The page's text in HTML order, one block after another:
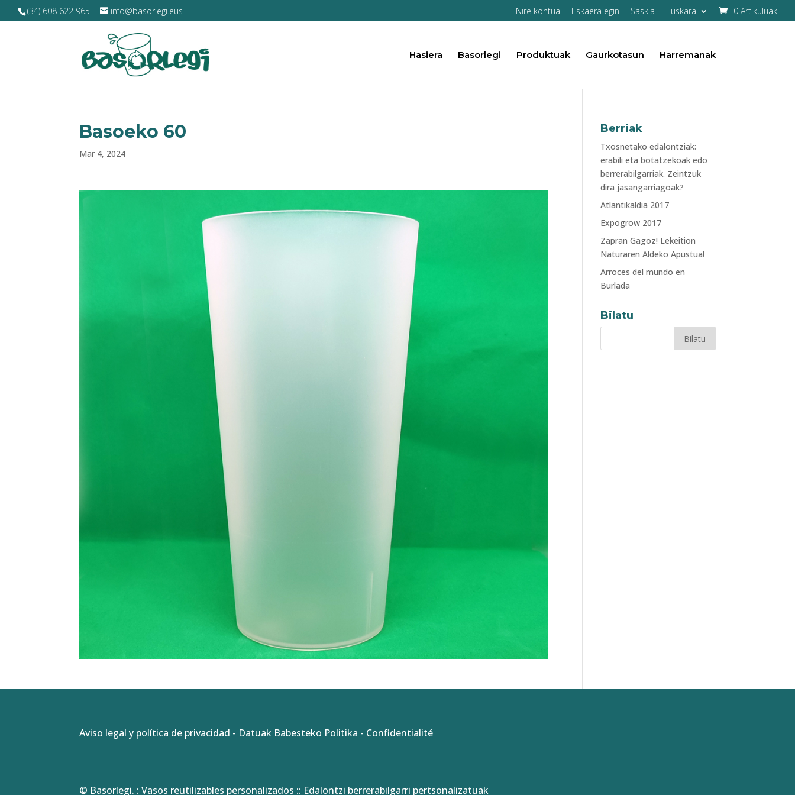
(34) 608 622 965 info@basorlegi.eus Nire kontua Eskaera egin Saskia Euskara 0 Artikuluak
Hasiera Basorlegi Produktuak Gaurkotasun Harremanak
Basoeko 60
Mar 4, 2024
Berriak
Txosnetako edalontziak:
erabili eta botatzekoak edo
berrerabilgarriak. Zeintzuk
dira jasangarriagoak?
Atlantikaldia 2017
Expogrow 2017
Zapran Gagoz! Lekeition
Naturaren Aldeko Apustua!
Arroces del mundo en
Burlada
Bilatu
Aviso legal y política de privacidad - Datuak Babesteko Politika - Confidentialité
© Basorlegi. : Vasos reutilizables personalizados :: Edalontzi berrerabilgarri pertsonalizatuak